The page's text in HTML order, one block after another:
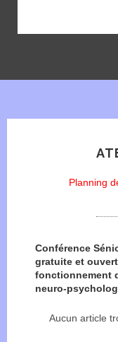
Planning
Conférence
gratuite et
fonctionnement
neuro-
Aucun article